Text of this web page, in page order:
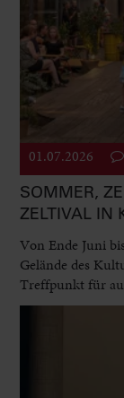
01.07.2026
SOMMER,
ZELTIVAL IN
Von Ende Juni
Gelände des
Treffpunkt für